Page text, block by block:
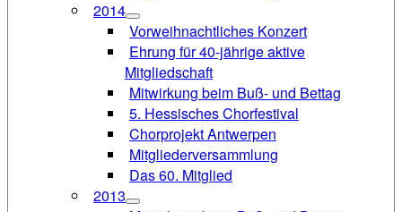
2014
Vorweihnachtliches Konzert
Ehrung für 40-jährige aktive
Mitgliedschaft
Mitwirkung beim Buß- und Bettag
5. Hessisches Chorfestival
Chorprojekt Antwerpen
Mitgliederversammlung
Das 60. Mitglied
2013